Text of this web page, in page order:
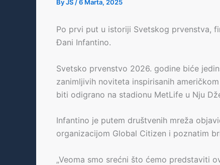
ByJS /6 Marta, 2025
Po prvi put u istoriji Svetskog prvenstva,
Đani Infantino.
Svetsko prvenstvo 2026. godine biće
zanimljivih noviteta inspirisanih
biti odigrano na stadionu MetLife u Nju
Infantino je putem društvenih mreža
organizacijom Global Citizen i poznatim
„Veoma smo srećni što ćemo predstaviti